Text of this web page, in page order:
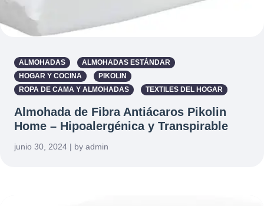
ALMOHADAS
ALMOHADAS ESTÁNDAR
HOGAR Y COCINA
PIKOLIN
ROPA DE CAMA Y ALMOHADAS
TEXTILES DEL HOGAR
Almohada de Fibra Antiácaros Pikolin
Home – Hipoalergénica y Transpirable
junio 30, 2024 | by admin